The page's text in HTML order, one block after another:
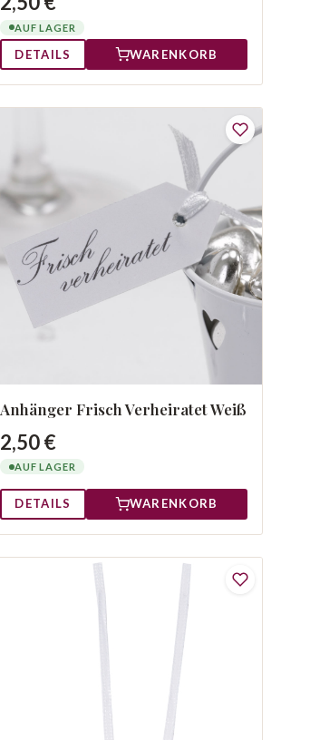
AUF LAGER
DETAILS WARENKORB
Anhänger Frisch Verheiratet Weiß
2,50 €
AUF LAGER
DETAILS WARENKORB